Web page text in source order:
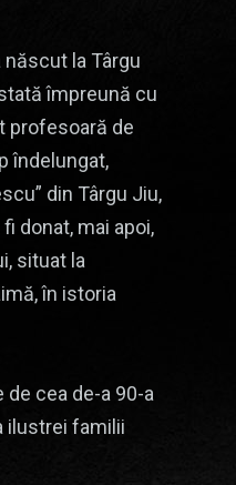
la Târgu
împreună cu
profesoară de
îndelungat,
din Târgu Jiu,
donat, mai apoi,
situat la
în istoria
cea de-a 90-a
ilustrei familii